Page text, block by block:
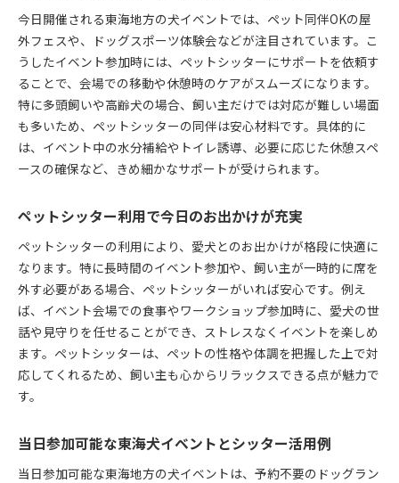
今日開催される東海地方の犬イベントでは、ペット同伴OKの屋
外フェスや、ドッグスポーツ体験会などが注目されています。こ
うしたイベント参加時には、ペットシッターにサポートを依頼す
ることで、会場での移動や休憩時のケアがスムーズになります。
特に多頭飼いや高齢犬の場合、飼い主だけでは対応が難しい場面
も多いため、ペットシッターの同伴は安心材料です。具体的に
は、イベント中の水分補給やトイレ誘導、必要に応じた休憩スペ
ースの確保など、きめ細かなサポートが受けられます。
ペットシッター利用で今日のお出かけが充実
ペットシッターの利用により、愛犬とのお出かけが格段に快適に
なります。特に長時間のイベント参加や、飼い主が一時的に席を
外す必要がある場合、ペットシッターがいれば安心です。例え
ば、イベント会場での食事やワークショップ参加時に、愛犬の世
話や見守りを任せることができ、ストレスなくイベントを楽しめ
ます。ペットシッターは、ペットの性格や体調を把握した上で対
応してくれるため、飼い主も心からリラックスできる点が魅力で
す。
当日参加可能な東海犬イベントとシッター活用例
当日参加可能な東海地方の犬イベントは、予約不要のドッグラン